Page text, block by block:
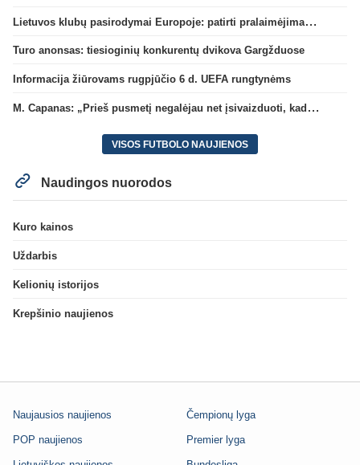
Lietuvos klubų pasirodymai Europoje: patirti pralaimėjimai Kroatijos atstovams
Turo anonsas: tiesioginių konkurentų dvikova Gargžduose
Informacija žiūrovams rugpjūčio 6 d. UEFA rungtynėms
M. Capanas: „Prieš pusmetį negalėjau net įsivaizduoti, kad žaisime prieš „Hajduk“
VISOS FUTBOLO NAUJIENOS
Naudingos nuorodos
Kuro kainos
Uždarbis
Kelionių istorijos
Krepšinio naujienos
Naujausios naujienos
POP naujienos
Čempionų lyga
Premier lyga